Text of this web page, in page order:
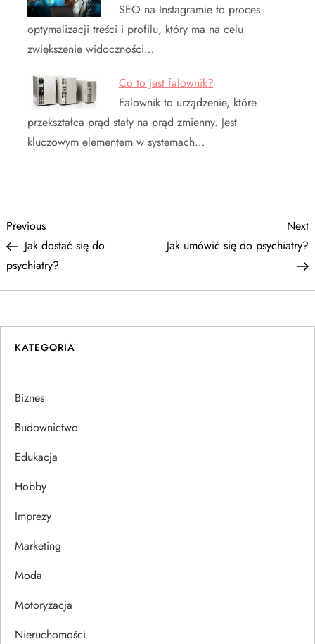
SEO na Instagramie to proces
optymalizacji treści i profilu, który ma na celu
zwiększenie widoczności…
Co to jest falownik?
Falownik to urządzenie, które
przekształca prąd stały na prąd zmienny. Jest
kluczowym elementem w systemach…
N
a
w
i
g
a
c
a
w
p
Previous
Post
Previous
Jak dostać się do
psychiatry?
Next
Jak umówić się do psychiatry?
KATEGORIA
Biznes
Budownictwo
Edukacja
Hobby
Imprezy
Marketing
Moda
Motoryzacja
Nieruchomości